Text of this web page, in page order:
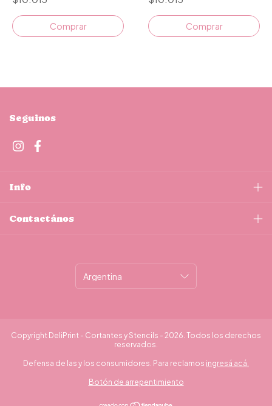
Comprar Comprar
Seguinos
Info
Contactános
Copyright DeliPrint - Cortantes y Stencils - 2026. Todos los derechos
reservados.
Defensa de las y los consumidores. Para reclamos ingresá acá.
Botón de arrepentimiento